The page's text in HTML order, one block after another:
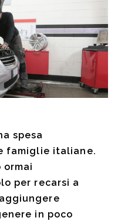
spesa
famiglie italiane.
ormai
per recarsi a
in poco